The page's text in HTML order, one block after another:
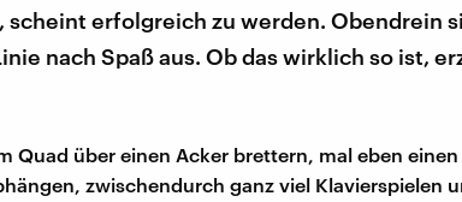
scheint erfolgreich zu werden. Obendrein
nach Spaß aus. Ob das wirklich so ist,
Quad über einen Acker brettern, mal eben
zwischendurch ganz viel Klavierspielen